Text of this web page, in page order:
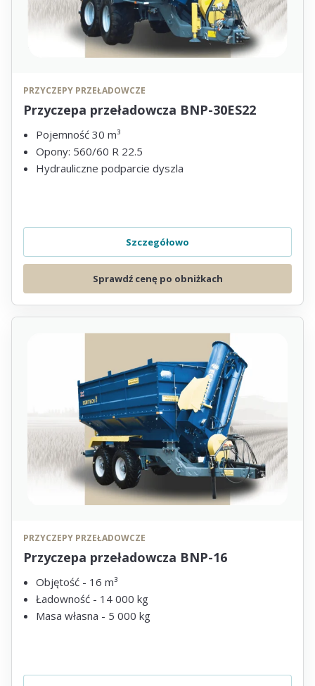
PRZYCZEPY PRZEŁADOWCZE
Przyczepa przeładowcza BNP-30ES22
Pojemność 30 m³
Opony: 560/60 R 22.5
Hydrauliczne podparcie dyszla
Szczegółowo
Sprawdź cenę po obniżkach
PRZYCZEPY PRZEŁADOWCZE
Przyczepa przeładowcza BNP-16
Objętość - 16 m³
Ładowność - 14 000 kg
Masa własna - 5 000 kg